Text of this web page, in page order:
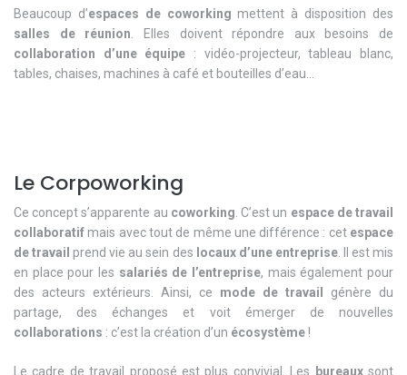
Beaucoup d’espaces de coworking mettent à disposition des
salles de réunion . Elles doivent répondre aux besoins de
collaboration d’une équipe : vidéo-projecteur, tableau blanc,
tables, chaises, machines à café et bouteilles d’eau...
Le Corpoworking
Ce concept s’apparente au coworking . C’est un espace de travail
collaboratifmais avec tout de même une différence : cet espace
de travail prend vie au sein des locaux d’une entreprise. Il est mis
en place pour les salariés de l’entreprise, mais également pour
des acteurs extérieurs. Ainsi, ce mode de travail
génère du
partage, des échanges et voit émerger de nouvelles
collaborations : c’est la création d’un écosystème!
Le cadre de travail proposé est plus convivial. Les bureauxsont